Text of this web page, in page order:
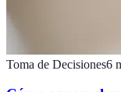
Toma de Decisiones6